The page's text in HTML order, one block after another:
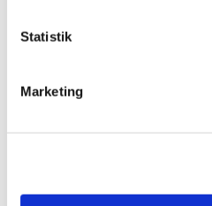
Statistik
Marketing
meddelt Behzad Ghorbani
Medicin mod spasticitet
|27. november 2019|
Lægemiddelstyrelsen følger